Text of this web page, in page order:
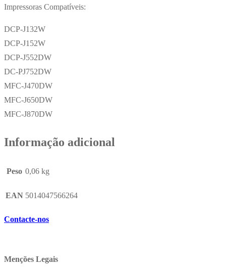
Impressoras Compatíveis:
DCP-J132W
DCP-J152W
DCP-J552DW
DC-PJ752DW
MFC-J470DW
MFC-J650DW
MFC-J870DW
Informação adicional
Peso 0,06 kg
EAN 5014047566264
Contacte-nos
Menções Legais